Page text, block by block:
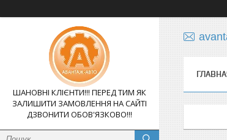
ШАНОВНІ КЛІЄНТИ!!! ПЕРЕД ТИМ ЯК
ЗАЛИШИТИ ЗАМОВЛЕННЯ НА САЙТІ
ДЗВОНИТИ ОБОВ'ЯЗКОВО!!!